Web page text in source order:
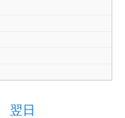
翌日